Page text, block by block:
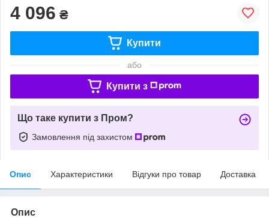
4 096 ₴
Купити
або
Купити з
Що таке купити з Пром?
Замовлення під захистом
Опис Характеристики Відгуки про товар Доставка
Опис